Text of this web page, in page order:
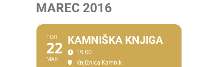
MAREC 2016
TOR
22
MAR
KAMNIŠKA KNJIGA
19:00
Knjižnica Kamnik